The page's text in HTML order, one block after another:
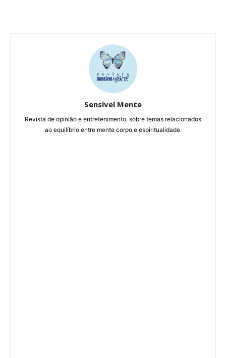
Sensível Mente
Revista de opinião e entretenimento, sobre temas relacionados
ao equilíbrio entre mente corpo e espiritualidade.